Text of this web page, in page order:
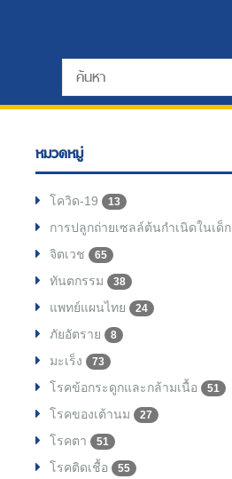
หมวดหมู่
โควิด-19 13
การปลูกถ่ายเซลล์ต้นกำเนิดในเด็ก
จิตเวช 65
ทันตกรรม 38
แพทย์แผนไทย 24
ภัยอัตราย 8
มะเร็ง 73
โรคข้อกระดูกและกล้ามเนื้อ 51
โรคของเต้านม 27
โรคตา 51
โรคติดเชื้อ 55